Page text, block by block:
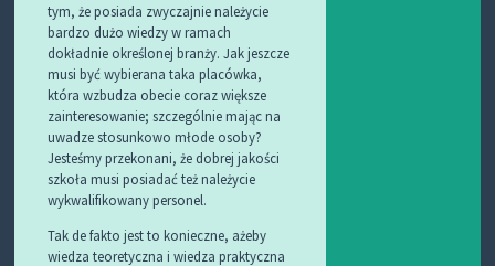
tym, że posiada zwyczajnie należycie
bardzo dużo wiedzy w ramach
dokładnie określonej branży. Jak jeszcze
musi być wybierana taka placówka,
która wzbudza obecie coraz większe
zainteresowanie; szczególnie mając na
uwadze stosunkowo młode osoby?
Jesteśmy przekonani, że dobrej jakości
szkoła musi posiadać też należycie
wykwalifikowany personel.
Tak de fakto jest to konieczne, ażeby
wiedza teoretyczna i wiedza praktyczna